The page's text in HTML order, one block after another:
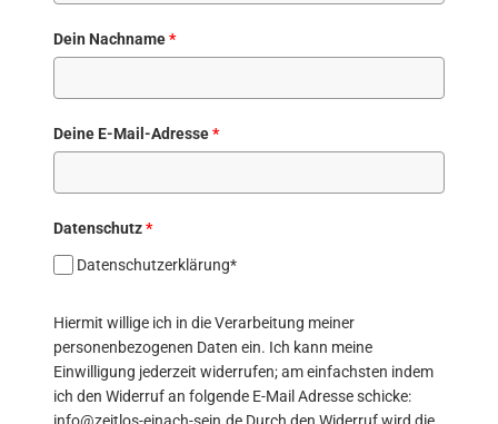
Dein Nachname*
Deine E-Mail-Adresse*
Datenschutz*
Datenschutzerklärung*
Hiermit willige ich in die Verarbeitung meiner
personenbezogenen Daten ein. Ich kann meine
Einwilligung jederzeit widerrufen; am einfachsten indem
ich den Widerruf an folgende E-Mail Adresse schicke: